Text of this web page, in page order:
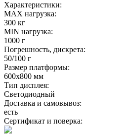
Характеристики:
MAX нагрузка:
300 кг
MIN нагрузка:
1000 г
Погрешность, дискрета:
50/100 г
Размер платформы:
600х800 мм
Тип дисплея:
Светодиодный
Доставка и самовывоз:
есть
Сертификат и поверка: